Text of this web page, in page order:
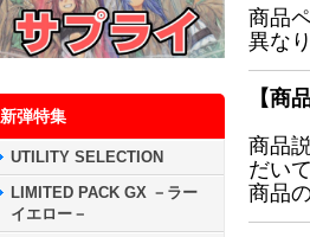
新弾特集
UTILITY SELECTION
LIMITED PACK GX －ラー
イエロー－
商品
異な
【商
商品
だい
商品